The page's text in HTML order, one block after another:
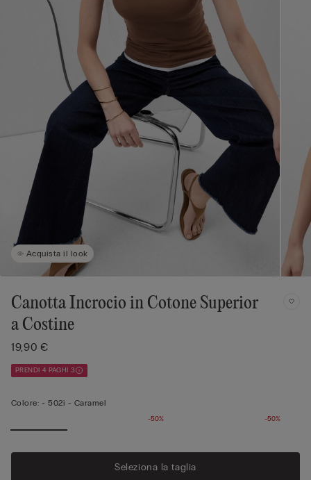
Acquista il look
Canotta Incrocio in Cotone Superior
a Costine
19,90 €
PRENDI 4 PAGHI 3
Colore: -502i - Caramel
-50% -50%
Seleziona la taglia